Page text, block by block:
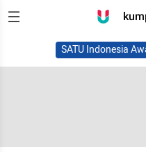
SATU Indonesia